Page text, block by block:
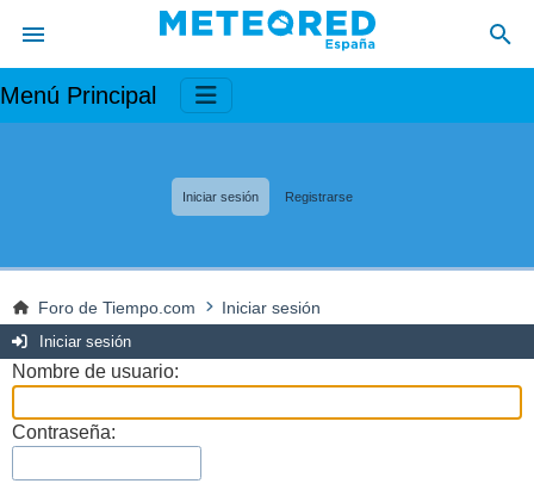
Menú Principal
Iniciar sesión Registrarse
Foro de Tiempo.com Iniciar sesión
Iniciar sesión
Nombre de usuario:
Contraseña: